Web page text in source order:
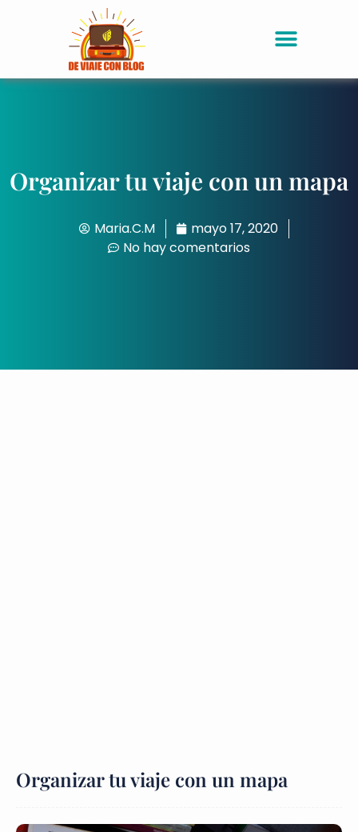
Organizar tu viaje con un mapa
Maria.C.M
mayo 17, 2020
No hay comentarios
Organizar tu viaje con un mapa